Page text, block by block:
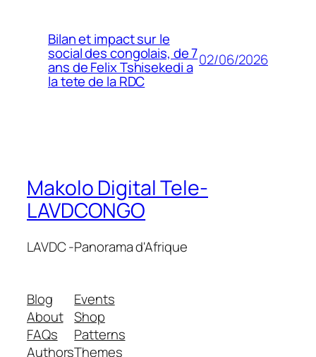
Bilan et impact sur le
social des congolais, de 7
ans de Felix Tshisekedi a
la tete de la RDC
02/06/2026
Makolo Digital Tele-
LAVDCONGO
LAVDC -Panorama d'Afrique
Blog
About
FAQs
Authors
Events
Shop
Patterns
Themes